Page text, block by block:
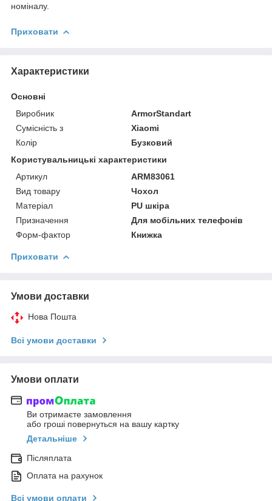
номіналу.
Приховати
Характеристики
Основні
Виробник
ArmorStandart
Сумісність з
Xiaomi
Колір
Бузковий
Користувальницькі характеристики
Артикул
ARM83061
Вид товару
Чохол
Матеріал
PU шкіра
Призначення
Для мобільних телефонів
Форм-фактор
Книжка
Приховати
Умови доставки
Нова Пошта
Всі умови доставки
Умови оплати
Ви отримаєте замовлення
або гроші повернуться на вашу картку
Детальніше
Післяплата
Оплата на рахунок
Всі умови оплати